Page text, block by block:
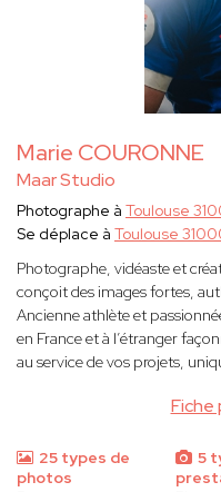
Marie COURONNE
Maar Studio
Photographe à Toulouse
Se déplace à Toulouse
Photographe, vidéaste et
conçoit des images fortes,
Ancienne athlète et
en France et à l’étranger
au service de vos projets,
25 types de
photos
5